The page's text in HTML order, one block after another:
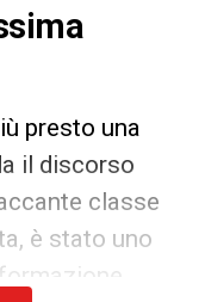
presto una
il discorso
classe
è stato uno